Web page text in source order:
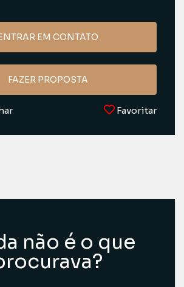
EM CONTATO
FAZER PROPOSTA
Favoritar
não é o que